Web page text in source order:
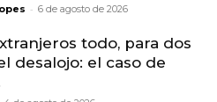
- 6 de agosto de 2026
todo, para dos
desalojo: el caso de